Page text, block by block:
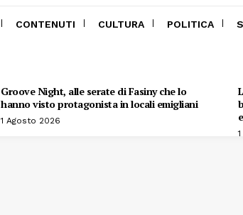
CONTENUTI CULTURA POLITICA
Groove Night, alle serate di Fasiny che lo
hanno visto protagonista in locali emigliani
1 Agosto 2026